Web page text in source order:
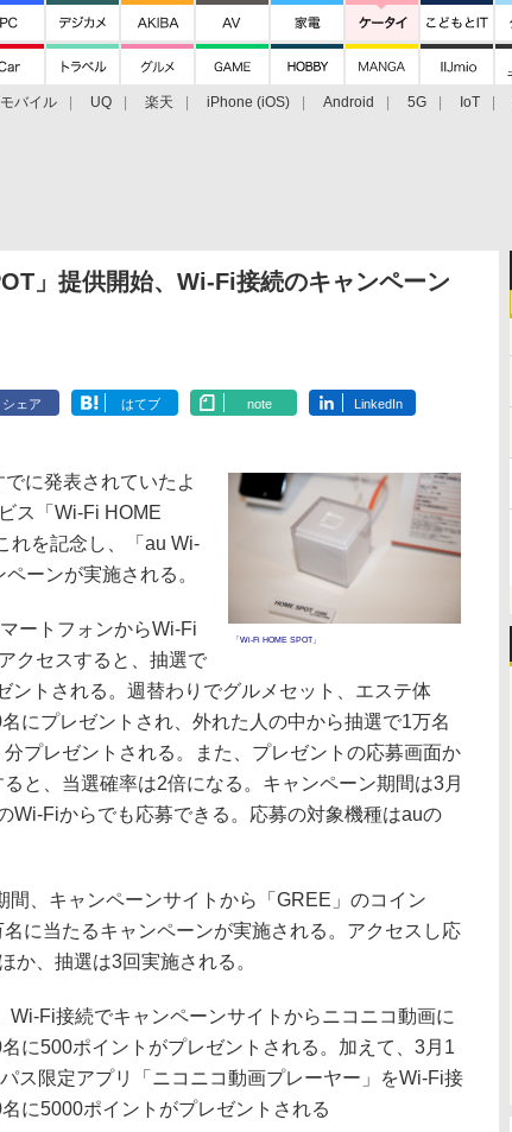
バイル UQ 楽天 iPhone (iOS) Android 5G IoT
」提供開始、Wi-Fi接続のキャンペーン
シェア はてブ note LinkedIn
「Wi-Fi HOME SPOT」
に発表されていたよ
ス「Wi-Fi HOME
れを記念し、「au Wi-
ーンが実施される。
ートフォンからWi-Fi
クセスすると、抽選で
ントされる。週替わりでグルメセット、エステ体
にプレゼントされ、外れた人の中から抽選で1万名
プレゼントされる。また、プレゼントの応募画面か
と、当選確率は2倍になる。キャンペーン期間は3月
Wi-Fiからでも応募できる。応募の対象機種はauの
、キャンペーンサイトから「GREE」のコイン
に当たるキャンペーンが実施される。アクセスし応
か、抽選は3回実施される。
Fi接続でキャンペーンサイトからニコニコ動画に
に500ポイントがプレゼントされる。加えて、3月1
ス限定アプリ「ニコニコ動画プレーヤー」をWi-Fi接
に5000ポイントがプレゼントされる